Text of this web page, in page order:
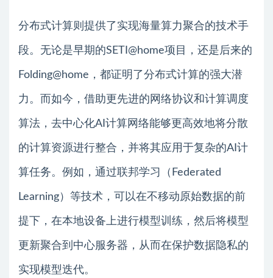
分布式计算则提供了实现海量算力聚合的技术手
段。无论是早期的SETI@home项目，还是后来的
Folding@home，都证明了分布式计算的强大潜
力。而如今，借助更先进的网络协议和计算调度
算法，去中心化AI计算网络能够更高效地将分散
的计算资源进行整合，并将其应用于复杂的AI计
算任务。例如，通过联邦学习（Federated
Learning）等技术，可以在不移动原始数据的前
提下，在本地设备上进行模型训练，然后将模型
更新聚合到中心服务器，从而在保护数据隐私的
实现模型迭代。